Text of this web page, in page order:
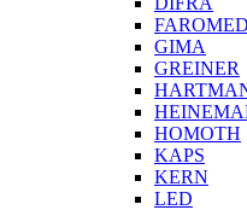
FAROMED
GIMA
GREINER
HOMOTH
KAPS
KERN
LED